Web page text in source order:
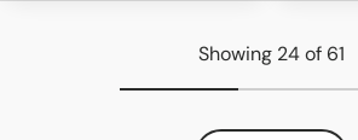
Showing 24 of 61